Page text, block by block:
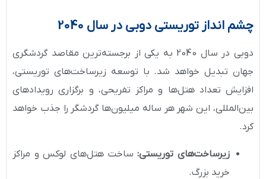
چشم انداز توریستی دوبی در سال 2040
دوبی در سال 2040 به یکی از برجسته‌ترین مقاصد گردشگری
جهان تبدیل خواهد شد. با توسعه زیرساخت‌های توریستی،
افزایش تعداد هتل‌ها و مراکز تفریحی، و برگزاری رویدادهای
بین‌المللی، این شهر هر ساله میلیون‌ها گردشگر را جذب خواهد
کرد.
زیرساخت‌های توریستی:ساخت هتل‌های لوکس و مراکز
خرید بزرگ.